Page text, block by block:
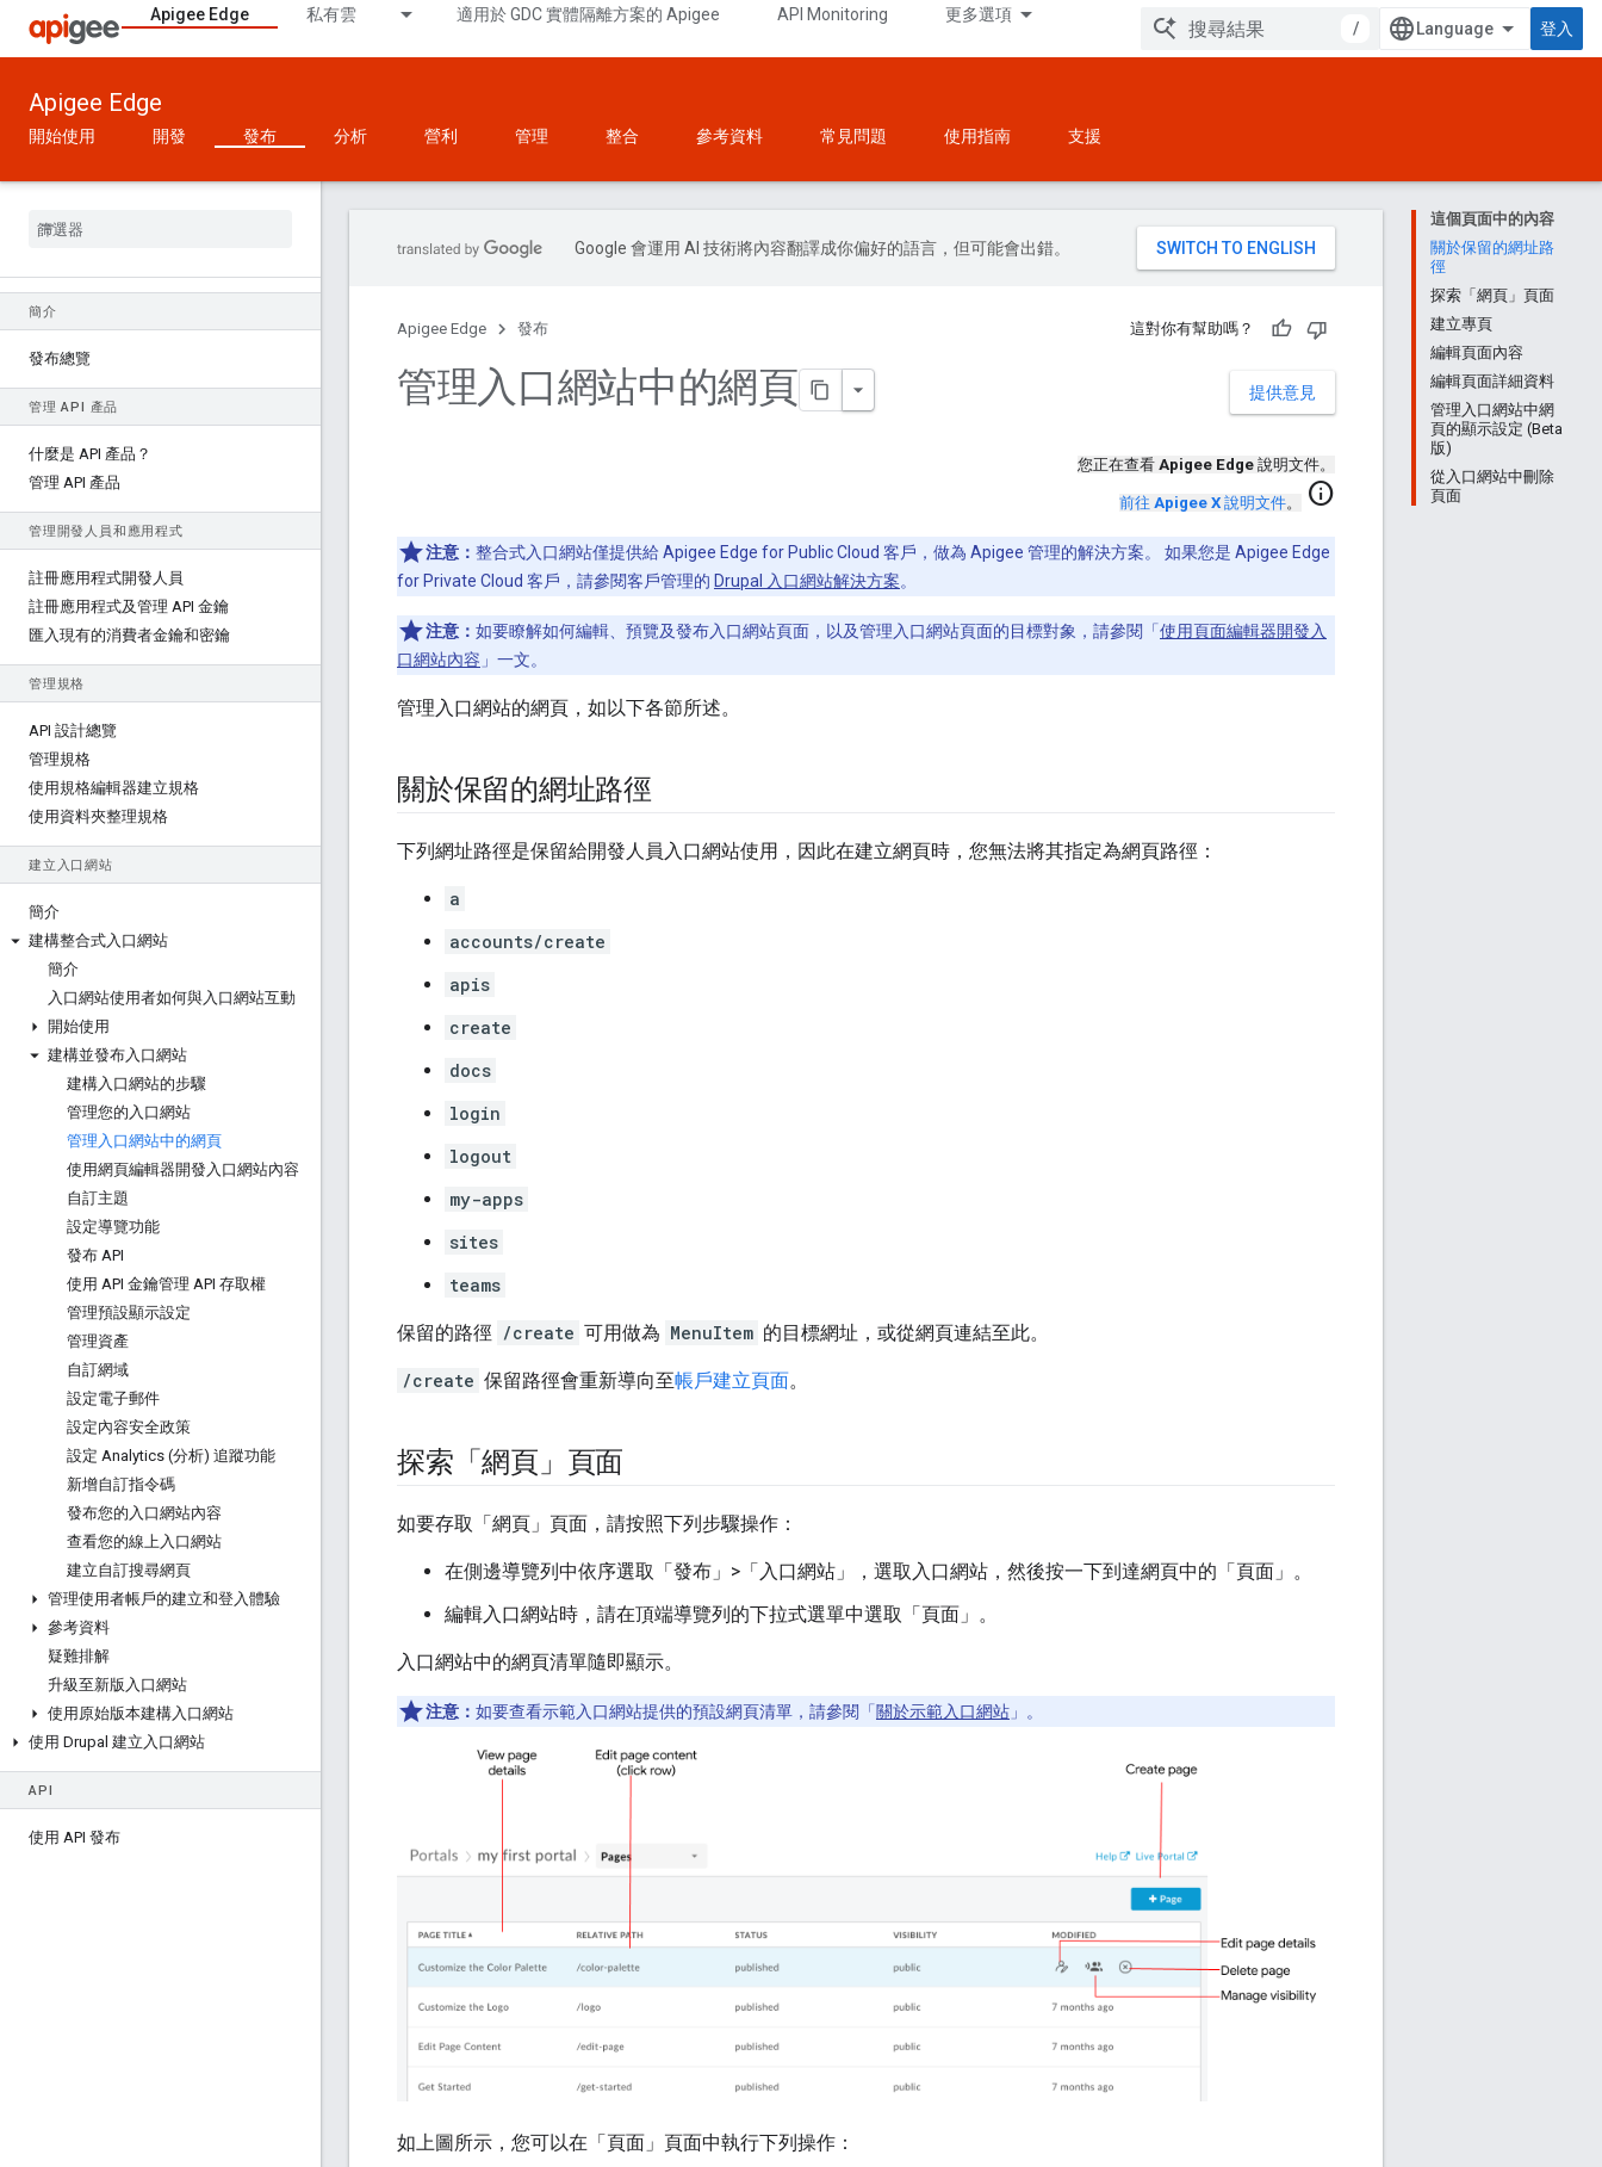
Apigee Edge 私有雲 適用於 GDC 實體隔離方案的 Apigee API Monitoring 更多選項
/ 登入
Apigee Edge
開始使用 開發 發布 分析 營利 管理 整合 參考資料 常見問題 使用指南 支援
簡介
發布總覽
管理 API 產品
什麼是 API 產品？
管理 API 產品
管理開發人員和應用程式
註冊應用程式開發人員
註冊應用程式及管理 API 金鑰
匯入現有的消費者金鑰和密鑰
管理規格
API 設計總覽
管理規格
使用規格編輯器建立規格
使用資料夾整理規格
建立入口網站
簡介
建構整合式入口網站
簡介
入口網站使用者如何與入口網站互動
開始使用
建構並發布入口網站
建構入口網站的步驟
管理您的入口網站
管理入口網站中的網頁
使用網頁編輯器開發入口網站內容
自訂主題
設定導覽功能
發布 API
使用 API 金鑰管理 API 存取權
管理預設顯示設定
管理資產
自訂網域
設定電子郵件
設定內容安全政策
設定 Analytics (分析) 追蹤功能
新增自訂指令碼
發布您的入口網站內容
查看您的線上入口網站
建立自訂搜尋網頁
管理使用者帳戶的建立和登入體驗
參考資料
疑難排解
升級至新版入口網站
使用原始版本建構入口網站
使用 Drupal 建立入口網站
API
使用 API 發布
這個頁面中的內容
關於保留的網址路
徑
探索「網頁」頁面
建立專頁
編輯頁面內容
編輯頁面詳細資料
管理入口網站中網
頁的顯示設定 (Beta
版)
從入口網站中刪除
頁面
Google 會運用 AI 技術將內容翻譯成你偏好的語言，但可能會出錯。
Apigee Edge 發布 這對你有幫助嗎？
提供意見
管理入口網站中的網頁
您正在查看 Apigee Edge 說明文件。
前往 Apigee X 說明文件。 info
注意： 整合式入口網站僅提供給 Apigee Edge for Public Cloud 客戶，做為 Apigee 管理的解決方案。 如果您是 Apigee Edge
for Private Cloud 客戶，請參閱客戶管理的 Drupal 入口網站解決方案。
注意： 如要瞭解如何編輯、預覽及發布入口網站頁面，以及管理入口網站頁面的目標對象，請參閱「 使用頁面編輯器開發入
口網站內容 」一文。
管理入口網站的網頁，如以下各節所述。
關於保留的網址路徑
下列網址路徑是保留給開發人員入口網站使用，因此在建立網頁時，您無法將其指定為網頁路徑：
a
accounts/create
apis
create
docs
login
logout
my-apps
sites
teams
保留的路徑 /create 可用做為 MenuItem 的目標網址，或從網頁連結至此。
/create 保留路徑會重新導向至帳戶建立頁面。
探索「網頁」頁面
如要存取「網頁」頁面，請按照下列步驟操作：
在側邊導覽列中依序選取「發布」>「入口網站」 ，選取入口網站，然後按一下到達網頁中的「頁面」 。
編輯入口網站時，請在頂端導覽列的下拉式選單中選取「頁面」 。
入口網站中的網頁清單隨即顯示。
注意： 如要查看示範入口網站提供的預設網頁清單，請參閱「 關於示範入口網站 」。
如上圖所示，您可以在「頁面」頁面中執行下列操作：